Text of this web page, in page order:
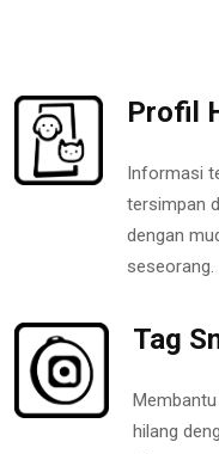
Profil
Informasi
tersimpan
dengan
seseorang.
Tag
hilang